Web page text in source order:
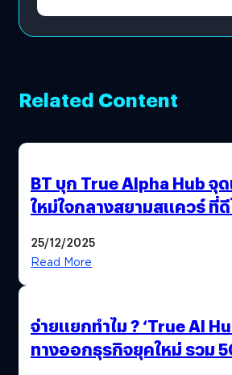
Related Content
BT บุก True Alpha Hub จุ
ใหม่ใจกลางสยามสแควร์ ที่
25/12/2025
Read More
จ่ายแยกทำไม ? ‘True AI
ทางออกธุรกิจยุคใหม่ รวม